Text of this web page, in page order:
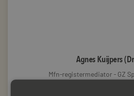
Agnes Kuijpers
Mfn-registermediator - GZ